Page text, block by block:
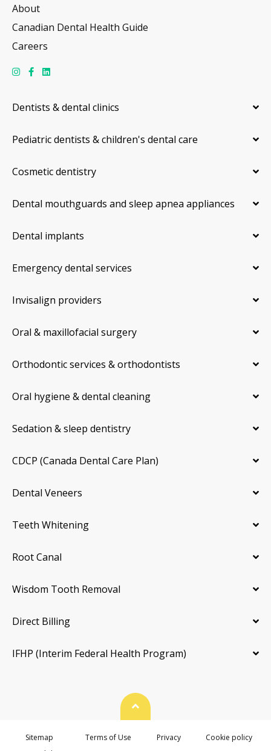
About
Canadian Dental Health Guide
Careers
Dentists & dental clinics
Pediatric dentists & children's dental care
Cosmetic dentistry
Dental mouthguards and sleep apnea appliances
Dental implants
Emergency dental services
Invisalign providers
Oral & maxillofacial surgery
Orthodontic services & orthodontists
Oral hygiene & dental cleaning
Sedation & sleep dentistry
CDCP (Canada Dental Care Plan)
Dental Veneers
Teeth Whitening
Root Canal
Wisdom Tooth Removal
Direct Billing
IFHP (Interim Federal Health Program)
Back To Top
Sitemap Terms of Use Privacy
Cookie policy